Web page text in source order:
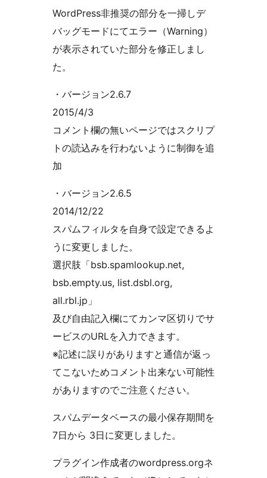
WordPress非推奨の部分を一掃しデ
バッグモードにてエラー（Warning）
が表示されていた部分を修正しまし
た。
・バージョン2.6.7
2015/4/3
コメント欄の無いページではスクリプ
トの読込みを行わないように制御を追
加
・バージョン2.6.5
2014/12/22
スパムフィルタを自身で設定できるよ
うに変更しました。
選択肢「bsb.spamlookup.net,
bsb.empty.us, list.dsbl.org,
all.rbl.jp」
及び自由記入欄にてカンマ区切りでサ
ービスのURLを入力できます。
※記述に誤りがありますと通信が返っ
てこないためコメント出来ない可能性
がありますのでご注意ください。
スパムデータベースの最小保存期間を
7日から 3日に変更しました。
プラグイン作成者のwordpress.orgネ